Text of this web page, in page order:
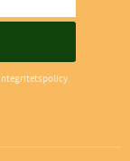
integritetspolicy.